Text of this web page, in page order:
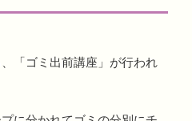
「ゴミ出前講座」が行われ